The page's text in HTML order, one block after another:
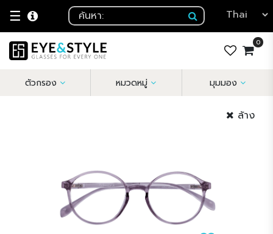
☰
0
ตัวกรอง หมวดหมู่ มุมมอง
ล้าง